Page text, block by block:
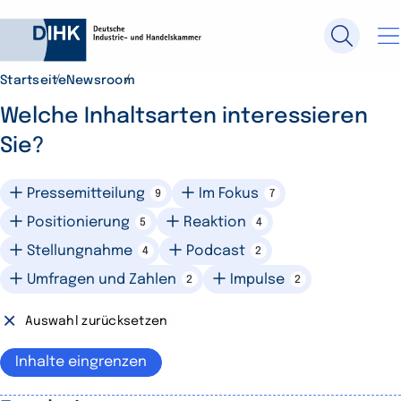
Durchsuchen Sie DIHK.de
StartseiteNewsroom
Welche Inhaltsarten interessieren
Sie?
Pressemitteilung 9 Im Fokus 7
Positionierung 5 Reaktion 4
Stellungnahme 4 Podcast 2
Umfragen und Zahlen 2 Impulse 2
Auswahl zurücksetzen
Inhalte eingrenzen